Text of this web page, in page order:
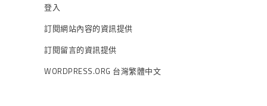
登入
訂閱網站內容的資訊提供
訂閱留言的資訊提供
WORDPRESS.ORG 台灣繁體中文